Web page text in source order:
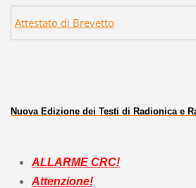
Attestato di Brevetto
Nuova Edizione dei Testi di Radionica e
ALLARME CRC!
Attenzione!